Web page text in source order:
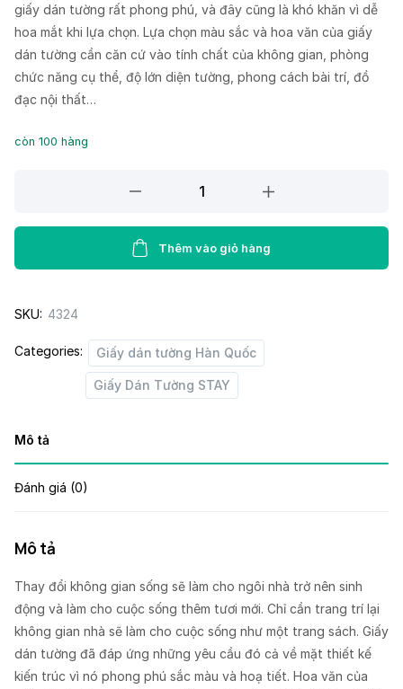
giấy dán tường rất phong phú, và đây cũng là khó khăn vì dễ
hoa mắt khi lựa chọn. Lựa chọn màu sắc và hoa văn của giấy
dán tường cần căn cứ vào tính chất của không gian, phòng
chức năng cụ thể, độ lớn diện tường, phong cách bài trí, đồ
đạc nội thất…
còn 100 hàng
Tường
411-
quantity
Thêm vào giỏ hàng
SKU: 4324
Categories: Giấy dán tường Hàn Quốc
Giấy Dán Tường STAY
Mô tả
Đánh giá (0)
Mô tả
Thay đổi không gian sống sẽ làm cho ngôi nhà trở nên sinh
động và làm cho cuộc sống thêm tươi mới. Chỉ cần trang trí lại
không gian nhà sẽ làm cho cuộc sống như một trang sách. Giấy
dán tường đã đáp ứng những yêu cầu đó cả về mặt thiết kế
kiến trúc vì nó phong phú sắc màu và hoạ tiết. Hoa văn của